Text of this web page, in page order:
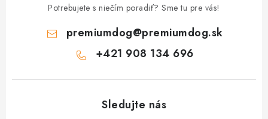
Potrebujete s niečím poradiť? Sme tu pre vás!
premiumdog@premiumdog.sk
+421 908 134 696